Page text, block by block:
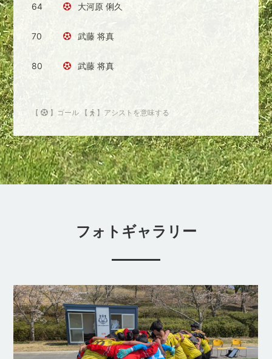
64 大河原 俐久
70 武藤 将真
80 武藤 将真
【 】ゴール 【 】アシストを意味する
フォトギャラリー